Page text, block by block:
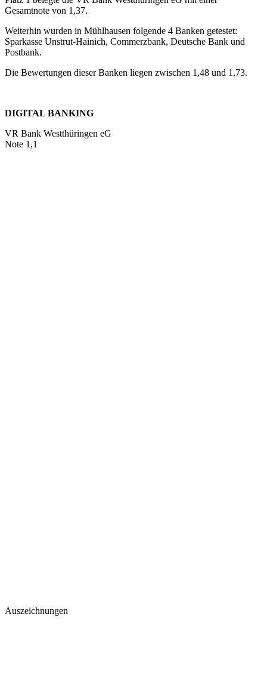
Gesamtnote von 1,37.
Weiterhin wurden in Mühlhausen folgende 4 Banken getestet:
Sparkasse Unstrut-Hainich, Commerzbank, Deutsche Bank und
Postbank.
Die Bewertungen dieser Banken liegen zwischen 1,48 und 1,73.
DIGITAL BANKING
VR Bank Westthüringen eG
Note 1,1
Auszeichnungen